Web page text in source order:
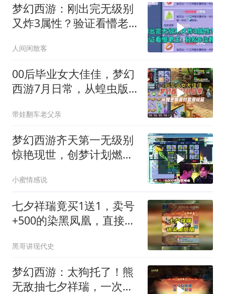
梦幻西游：刚出完无级别
又炸3属性？验证看懵老
人间闲散客
00后毕业女大佳佳，梦幻
西游7月日常，从蝗虫版
带娃翻车老父亲
梦幻西游齐天第一无级别
惊艳现世，创梦计划燃爆
小蜜情感说
七夕祥瑞竟买1送1，卖号
+500的染黑凤凰，直接送
黑哥讲现代史
梦幻西游：太狗托了！熊
无敌抽七夕祥瑞，一次连